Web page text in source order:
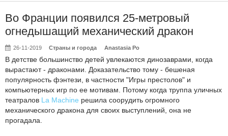
Во Франции появился 25-метровый
огнедышащий механический дракон
26-11-2019 Страны и города Anastasia Po
В детстве большинство детей увлекаются динозаврами, когда
вырастают - драконами. Доказательство тому - бешеная
популярность фэнтези, в частности "Игры престолов" и
компьютерных игр по ее мотивам. Потому когда труппа уличных
театралов La Machine решила соорудить огромного
механического дракона для своих выступлений, она не
прогадала.